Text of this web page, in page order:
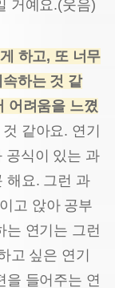
거예요.(웃음)
하고, 또 너무
하는 것 같
어려움을 느꼈
같아요. 연기
공식이 있는 과
해요. 그런 과
고 앉아 공부
는 연기는 그런
고 싶은 연기
을 들어주는 연